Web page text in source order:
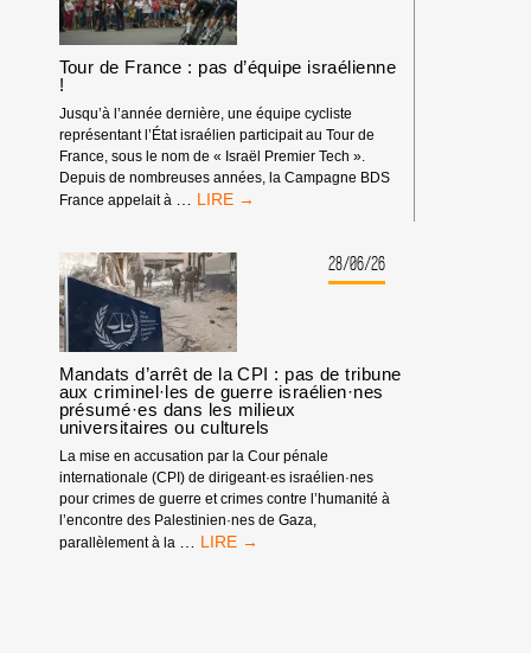
Tour de France : pas d’équipe israélienne
!
Jusqu’à l’année dernière, une équipe cycliste
représentant l’État israélien participait au Tour de
France, sous le nom de « Israël Premier Tech ».
Depuis de nombreuses années, la Campagne BDS
France appelait à
TOUR
:
PAS
D’ÉQUIPE
ISRAÉLIENNE
!
28/06/26
Mandats d’arrêt de la CPI : pas de tribune
aux criminel·les de guerre israélien·nes
présumé·es dans les milieux
universitaires ou culturels
La mise en accusation par la Cour pénale
internationale (CPI) de dirigeant·es israélien·nes
pour crimes de guerre et crimes contre l’humanité à
l’encontre des Palestinien·nes de Gaza,
parallèlement à la
MANDATS